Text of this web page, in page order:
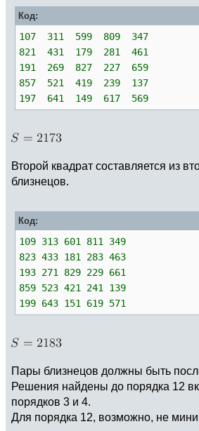
Код:
107 311 599 809 347
821 431 179 281 461
191 269 827 227 659
857 521 419 239 137
197 641 149 617 569
Второй квадрат составляется из
близнецов.
Код:
109 313 601 811 349
823 433 181 283 463
193 271 829 229 661
859 523 421 241 139
199 643 151 619 571
Пары близнецов должны быть
Решения найдены до порядка 12
порядков 3 и 4.
Для порядка 12, возможно, не